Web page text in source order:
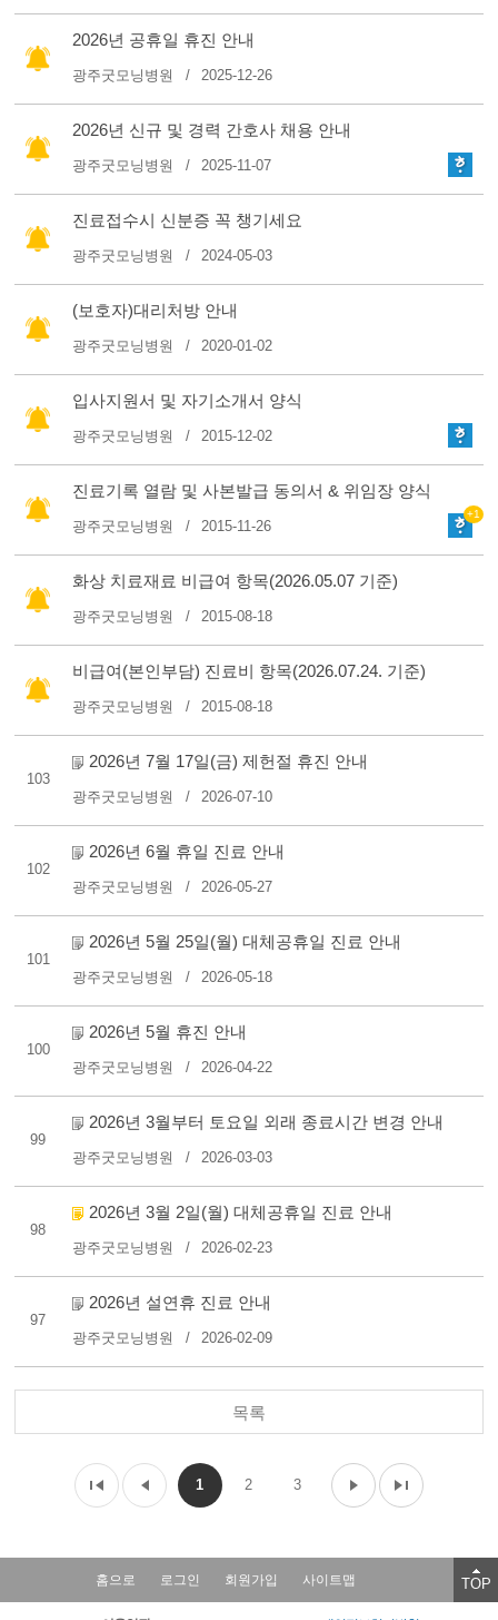
2026년 공휴일 휴진 안내
광주굿모닝병원 2025-12-26
2026년 신규 및 경력 간호사 채용 안내
광주굿모닝병원 2025-11-07
진료접수시 신분증 꼭 챙기세요
광주굿모닝병원 2024-05-03
(보호자)대리처방 안내
광주굿모닝병원 2020-01-02
입사지원서 및 자기소개서 양식
광주굿모닝병원 2015-12-02
진료기록 열람 및 사본발급 동의서 & 위임장 양식
+1
광주굿모닝병원 2015-11-26
화상 치료재료 비급여 항목(2026.05.07 기준)
광주굿모닝병원 2015-08-18
비급여(본인부담) 진료비 항목(2026.07.24. 기준)
광주굿모닝병원 2015-08-18
103
2026년 7월 17일(금) 제헌절 휴진 안내
광주굿모닝병원 2026-07-10
102
2026년 6월 휴일 진료 안내
광주굿모닝병원 2026-05-27
101
2026년 5월 25일(월) 대체공휴일 진료 안내
광주굿모닝병원 2026-05-18
100
2026년 5월 휴진 안내
광주굿모닝병원 2026-04-22
99
2026년 3월부터 토요일 외래 종료시간 변경 안내
광주굿모닝병원 2026-03-03
98
2026년 3월 2일(월) 대체공휴일 진료 안내
광주굿모닝병원 2026-02-23
97
2026년 설연휴 진료 안내
광주굿모닝병원 2026-02-09
목록
1 2 3
홈으로 로그인 회원가입 사이트맵 TOP